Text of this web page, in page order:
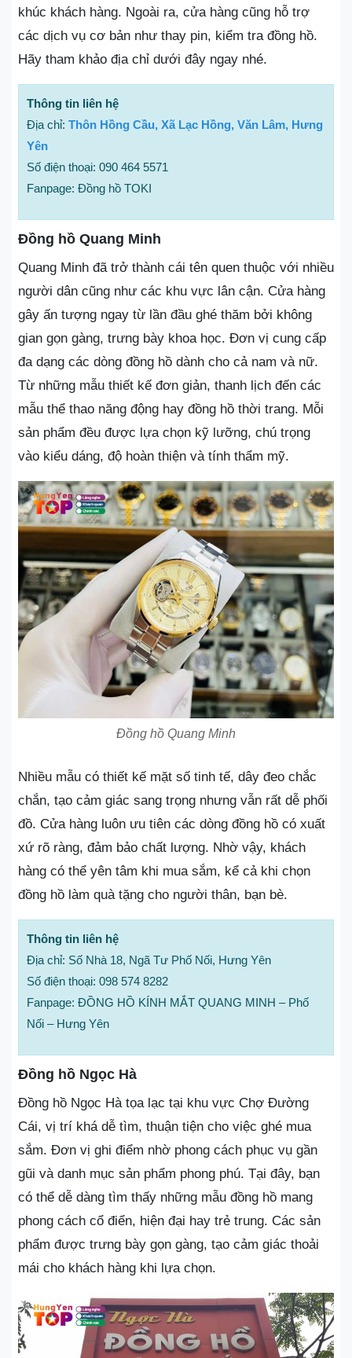
khúc khách hàng. Ngoài ra, cửa hàng cũng hỗ trợ
các dịch vụ cơ bản như thay pin, kiểm tra đồng hồ.
Hãy tham khảo địa chỉ dưới đây ngay nhé.
Thông tin liên hệ
Địa chỉ: Thôn Hồng Cầu, Xã Lạc Hồng, Văn Lâm, Hưng
Yên
Số điện thoại: 090 464 5571
Fanpage: Đồng hồ TOKI
Đồng hồ Quang Minh
Quang Minh đã trở thành cái tên quen thuộc với nhiều
người dân cũng như các khu vực lân cận. Cửa hàng
gây ấn tượng ngay từ lần đầu ghé thăm bởi không
gian gọn gàng, trưng bày khoa học. Đơn vị cung cấp
đa dạng các dòng đồng hồ dành cho cả nam và nữ.
Từ những mẫu thiết kế đơn giản, thanh lịch đến các
mẫu thể thao năng động hay đồng hồ thời trang. Mỗi
sản phẩm đều được lựa chọn kỹ lưỡng, chú trọng
vào kiểu dáng, độ hoàn thiện và tính thẩm mỹ.
Đồng hồ Quang Minh
Nhiều mẫu có thiết kế mặt số tinh tế, dây đeo chắc
chắn, tạo cảm giác sang trọng nhưng vẫn rất dễ phối
đồ. Cửa hàng luôn ưu tiên các dòng đồng hồ có xuất
xứ rõ ràng, đảm bảo chất lượng. Nhờ vậy, khách
hàng có thể yên tâm khi mua sắm, kể cả khi chọn
đồng hồ làm quà tặng cho người thân, bạn bè.
Thông tin liên hệ
Địa chỉ: Số Nhà 18, Ngã Tư Phố Nối, Hưng Yên
Số điện thoại: 098 574 8282
Fanpage: ĐỒNG HỒ KÍNH MẮT QUANG MINH – Phố
Nối – Hưng Yên
Đồng hồ Ngọc Hà
Đồng hồ Ngọc Hà tọa lạc tại khu vực Chợ Đường
Cái, vị trí khá dễ tìm, thuận tiện cho việc ghé mua
sắm. Đơn vị ghi điểm nhờ phong cách phục vụ gần
gũi và danh mục sản phẩm phong phú. Tại đây, bạn
có thể dễ dàng tìm thấy những mẫu đồng hồ mang
phong cách cổ điển, hiện đại hay trẻ trung. Các sản
phẩm được trưng bày gọn gàng, tạo cảm giác thoải
mái cho khách hàng khi lựa chọn.